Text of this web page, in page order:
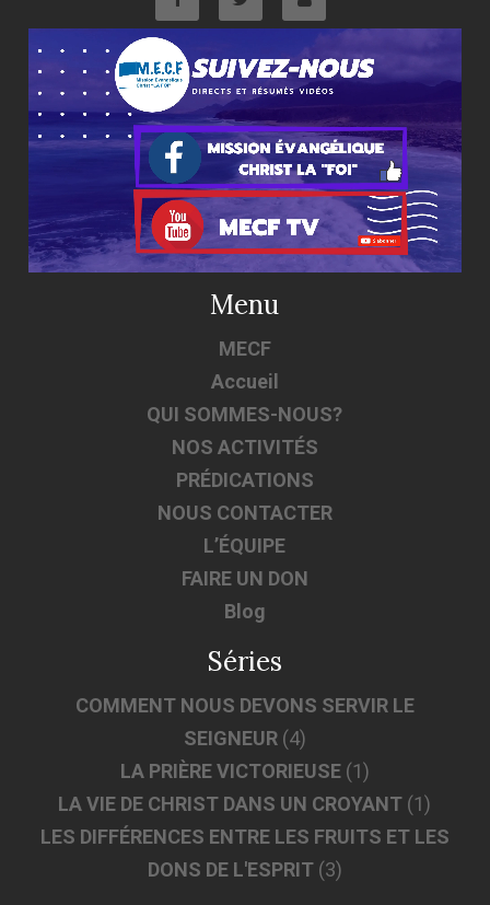
Menu
MECF
Accueil
QUI SOMMES-NOUS?
NOS ACTIVITÉS
PRÉDICATIONS
NOUS CONTACTER
L’ÉQUIPE
FAIRE UN DON
Blog
Séries
COMMENT NOUS DEVONS SERVIR LE
SEIGNEUR(4)
LA PRIÈRE VICTORIEUSE(1)
LA VIE DE CHRIST DANS UN CROYANT (1)
LES DIFFÉRENCES ENTRE LES FRUITS ET LES
DONS DE L'ESPRIT(3)